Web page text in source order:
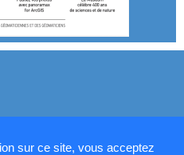
sur ce site, vous acceptez